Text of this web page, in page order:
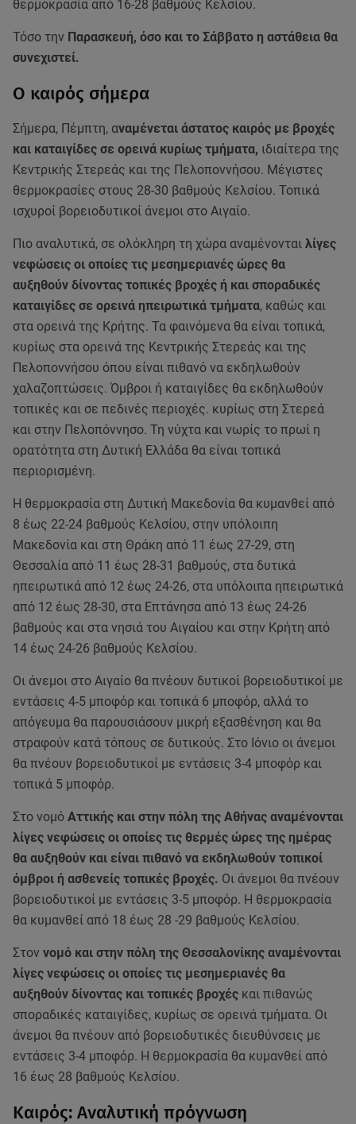
θερμοκρασία από 16-28 βαθμούς Κελσίου.
Τόσο την Παρασκευή, όσο και το Σάββατο η αστάθεια θα
συνεχιστεί.
Ο καιρός σήμερα
Σήμερα, Πέμπτη, αναμένεται άστατος καιρός με βροχές
και καταιγίδες σε ορεινά κυρίως τμήματα, ιδιαίτερα της
Κεντρικής Στερεάς και της Πελοποννήσου. Μέγιστες
θερμοκρασίες στους 28-30 βαθμούς Κελσίου. Τοπικά
ισχυροί βορειοδυτικοί άνεμοι στο Αιγαίο.
Πιο αναλυτικά, σε ολόκληρη τη χώρα αναμένονται λίγες
νεφώσεις οι οποίες τις μεσημεριανές ώρες θα
αυξηθούν δίνοντας τοπικές βροχές ή και σποραδικές
καταιγίδες σε ορεινά ηπειρωτικά τμήματα, καθώς και
στα ορεινά της Κρήτης. Τα φαινόμενα θα είναι τοπικά,
κυρίως στα ορεινά της Κεντρικής Στερεάς και της
Πελοποννήσου όπου είναι πιθανό να εκδηλωθούν
χαλαζοπτώσεις. Όμβροι ή καταιγίδες θα εκδηλωθούν
τοπικές και σε πεδινές περιοχές. κυρίως στη Στερεά
και στην Πελοπόννησο. Τη νύχτα και νωρίς το πρωί η
ορατότητα στη Δυτική Ελλάδα θα είναι τοπικά
περιορισμένη.
Η θερμοκρασία στη Δυτική Μακεδονία θα κυμανθεί από
8 έως 22-24 βαθμούς Κελσίου, στην υπόλοιπη
Μακεδονία και στη Θράκη από 11 έως 27-29, στη
Θεσσαλία από 11 έως 28-31 βαθμούς, στα δυτικά
ηπειρωτικά από 12 έως 24-26, στα υπόλοιπα ηπειρωτικά
από 12 έως 28-30, στα Επτάνησα από 13 έως 24-26
βαθμούς και στα νησιά του Αιγαίου και στην Κρήτη από
14 έως 24-26 βαθμούς Κελσίου.
Οι άνεμοι στο Αιγαίο θα πνέουν δυτικοί βορειοδυτικοί με
εντάσεις 4-5 μποφόρ και τοπικά 6 μποφόρ, αλλά το
απόγευμα θα παρουσιάσουν μικρή εξασθένηση και θα
στραφούν κατά τόπους σε δυτικούς. Στο Ιόνιο οι άνεμοι
θα πνέουν βορειοδυτικοί με εντάσεις 3-4 μποφόρ και
τοπικά 5 μποφόρ.
Στο νομό Αττικής και στην πόλη της Αθήνας αναμένονται
λίγες νεφώσεις οι οποίες τις θερμές ώρες της ημέρας
θα αυξηθούν και είναι πιθανό να εκδηλωθούν τοπικοί
όμβροι ή ασθενείς τοπικές βροχές. Οι άνεμοι θα πνέουν
βορειοδυτικοί με εντάσεις 3-5 μποφόρ. Η θερμοκρασία
θα κυμανθεί από 18 έως 28 -29 βαθμούς Κελσίου.
Στον νομό και στην πόλη της Θεσσαλονίκης αναμένονται
λίγες νεφώσεις οι οποίες τις μεσημεριανές θα
αυξηθούν δίνοντας και τοπικές βροχές και πιθανώς
σποραδικές καταιγίδες, κυρίως σε ορεινά τμήματα. Οι
άνεμοι θα πνέουν από βορειοδυτικές διευθύνσεις με
εντάσεις 3-4 μποφόρ. Η θερμοκρασία θα κυμανθεί από
16 έως 28 βαθμούς Κελσίου.
Καιρός: Αναλυτική πρόγνωση